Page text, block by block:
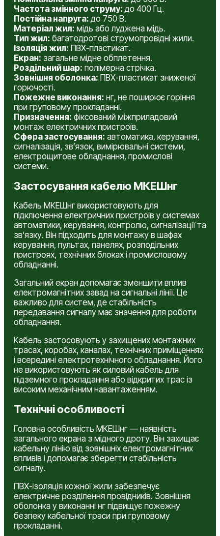
Частота змінного струму: до 400 Гц.
Постійна напруга: до 750 В.
Матеріал жил: мідь або луджена мідь.
Тип жил: багатодротові струмопровідні жили.
Ізоляція жил: ПВХ-пластикат.
Екран: загальне мідне обплетення.
Роздільний шар: полімерна стрічка.
Зовнішня оболонка: ПВХ-пластикат зниженої
горючості.
Пожежне виконання: нг, не поширює горіння
при груповому прокладанні.
Призначення: фіксований міжприладовий
монтаж електричних пристроїв.
Сфера застосування: автоматика, керування,
сигналізація, зв’язок, вимірювальні системи,
електрощитове обладнання, промислові
системи.
Застосування кабелю МКЕШнг
Кабель МКЕШнг використовують для
підключення електричних пристроїв у системах
автоматики, керування, контролю, сигналізації та
зв’язку. Він підходить для монтажу в шафах
керування, пультах, панелях, розподільних
пристроях, технічних блоках і промисловому
обладнанні.
Загальний екран допомагає зменшити вплив
електромагнітних завад на сигнальні лінії. Це
важливо для систем, де стабільність
передавання сигналу має значення для роботи
обладнання.
Кабель застосовують у захищених монтажних
трасах, коробах, каналах, технічних приміщеннях
і всередині електротехнічного обладнання. Його
не використовують як силовий кабель для
підземного прокладання або відкритих трас із
високим механічним навантаженням.
Технічні особливості
Головна особливість МКЕШнг — наявність
загального екрана з мідного дроту. Він захищає
кабельну лінію від зовнішніх електромагнітних
впливів і допомагає зберегти стабільність
сигналу.
ПВХ-ізоляція кожної жили забезпечує
електричне розділення провідників. Зовнішня
оболонка у виконанні нг підвищує пожежну
безпеку кабельної траси при груповому
прокладанні.